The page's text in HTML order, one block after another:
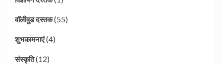
वॉलीवुड दस्तक(55)
शुभकामनाएं(4)
संस्कृति(12)